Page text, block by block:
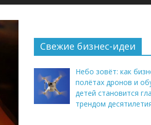
Свежие бизнес-идеи
Небо зовёт: как
полётах дронов и
детей становится
трендом